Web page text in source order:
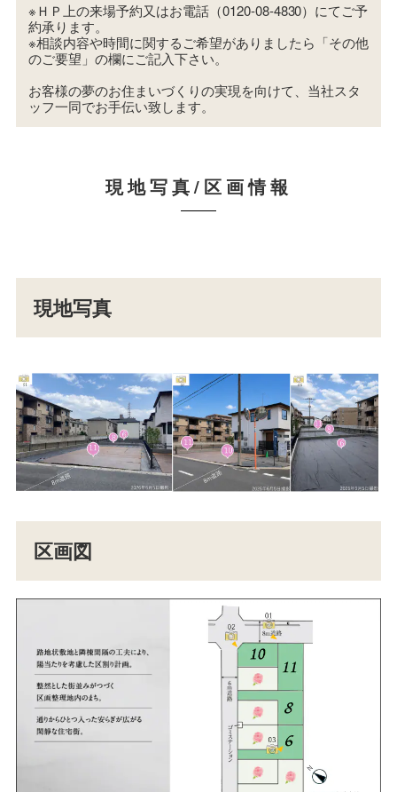
※ＨＰ上の来場予約又はお電話（0120-08-4830）にてご予
約承ります。
※相談内容や時間に関するご希望がありましたら「その他
のご要望」の欄にご記入下さい。
お客様の夢のお住まいづくりの実現を向けて、当社スタ
ッフ一同でお手伝い致します。
現地写真/区画情報
現地写真
区画図